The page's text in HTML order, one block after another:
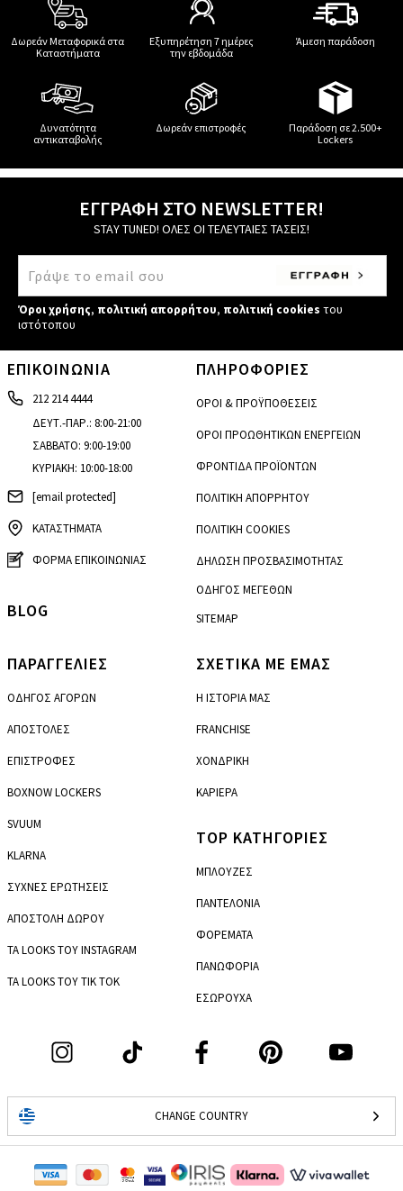
Δωρεάν Μεταφορικά στα
Καταστήματα
Εξυπηρέτηση 7 ημέρες
την εβδομάδα
Άμεση παράδοση
Δυνατότητα
αντικαταβολής
Δωρεάν επιστροφές
Παράδοση σε 2.500+
Lockers
ΕΓΓΡΑΦΗ ΣΤΟ NEWSLETTER!
STAY TUNED! ΟΛΕΣ ΟΙ ΤΕΛΕΥΤΑΙΕΣ ΤΑΣΕΙΣ!
Όροι χρήσης, πολιτική απορρήτου, πολιτική cookies του
ιστότοπου
ΕΠΙΚΟΙΝΩΝΙΑ
212 214 4444
ΔΕΥΤ.-ΠΑΡ.: 8:00-21:00
ΣΑΒΒΑΤΟ: 9:00-19:00
ΚΥΡΙΑΚΗ: 10:00-18:00
[email protected]
ΚΑΤΑΣΤΗΜΑΤΑ
ΦΟΡΜΑ ΕΠΙΚΟΙΝΩΝΙΑΣ
ΠΑΡΑΓΓΕΛΙΕΣ
ΟΔΗΓΟΣ ΑΓΟΡΩΝ
ΑΠΟΣΤΟΛΕΣ
ΕΠΙΣΤΡΟΦΕΣ
BOXNOW LOCKERS
SVUUM
KLARNA
ΣΥΧΝΕΣ ΕΡΩΤΗΣΕΙΣ
ΑΠΟΣΤΟΛΗ ΔΩΡΟΥ
ΤΑ LOOKS ΤΟΥ INSTAGRAM
ΤΑ LOOKS ΤΟΥ TIK TOK
ΠΛΗΡΟΦΟΡΙΕΣ
ΟΡΟΙ & ΠΡΟΫΠΟΘΕΣΕΙΣ
ΟΡΟΙ ΠΡΟΩΘΗΤΙΚΩΝ ΕΝΕΡΓΕΙΩΝ
ΦΡΟΝΤΙΔΑ ΠΡΟΪΟΝΤΩΝ
ΠΟΛΙΤΙΚΗ ΑΠΟΡΡΗΤΟΥ
ΠΟΛΙΤΙΚΗ COOKIES
ΔΗΛΩΣΗ ΠΡΟΣΒΑΣΙΜΟΤΗΤΑΣ
ΟΔΗΓΟΣ ΜΕΓΕΘΩΝ
SITEMAP
ΣΧΕΤΙΚΑ ΜΕ ΕΜΑΣ
Η ΙΣΤΟΡΙΑ ΜΑΣ
FRANCHISE
ΧΟΝΔΡΙΚΗ
ΚΑΡΙΕΡΑ
CHANGE COUNTRY
TOP ΚΑΤΗΓΟΡΙΕΣ
ΜΠΛΟΥΖΕΣ
ΠΑΝΤΕΛΟΝΙΑ
ΦΟΡΕΜΑΤΑ
ΠΑΝΩΦΟΡΙΑ
ΕΣΩΡΟΥΧΑ
BLOG